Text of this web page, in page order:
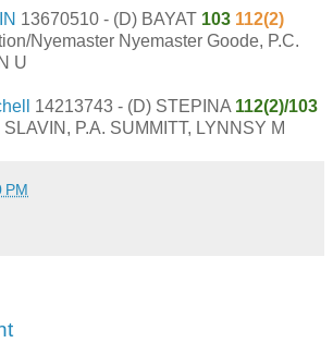
13670510 - (D) BAYAT 103 112(2)
Nyemaster Nyemaster Goode, P.C.
U
14213743 - (D) STEPINA 112(2)/103
P.A. SUMMITT, LYNNSY M
PM